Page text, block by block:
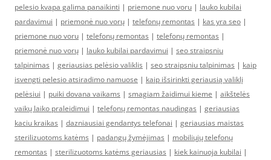
pelesio kvapa galima panaikinti | priemone nuo voru | lauko kubilai
pardavimui | priemonė nuo vorų | telefonų remontas | kas yra seo |
priemone nuo voru | telefonų remontas | telefonų remontas |
priemonė nuo vorų | lauko kubilai pardavimui | seo straipsniu
talpinimas | geriausias pelėsio valiklis | seo straipsniu talpinimas | kaip
isvengti pelesio atsiradimo namuose | kaip išsirinkti geriausią valiklį
pelėsiui | puiki dovana vaikams | smagiam žaidimui kieme | aikštelės
vaikų laiko praleidimui | telefonų remontas naudingas | geriausias
kaciu kraikas | dazniausiai gendantys telefonai | geriausias maistas
sterilizuotoms katėms | padangų žymėjimas | mobiliųjų telefonų
remontas | sterilizuotoms katėms geriausias | kiek kainuoja kubilai |